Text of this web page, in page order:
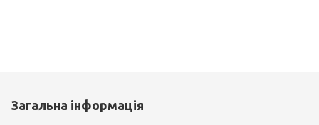
Загальна інформація